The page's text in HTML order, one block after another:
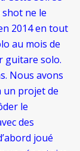
ne le
2014 en tout
au mois de
guitare solo.
Nous avons
un projet de
le
des
joué